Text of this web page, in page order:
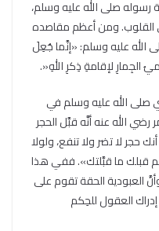
رسوله صلى الله عليه وسلم،
القلوب. ومن أعظم مقاصده
الله عليه وسلم: «إنَّما جُعِلَ
الجِمارِ لإقامةِ ذِكرِ اللهِ«.
صلى الله عليه وسلم في
الله عنه أنَّه قبَّل الحجر
حجر لا تضر ولا تنفع، ولولا
قبلك ما قبَّلتك». ففي هذا
العبودية الحقة تقوم على
إدراك العقول للحِكم